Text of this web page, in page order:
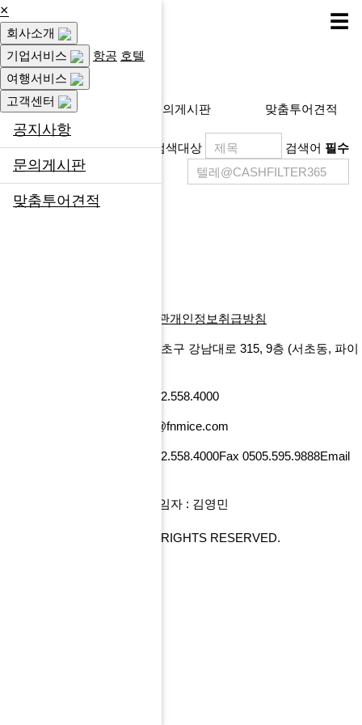
×
회사소개
기업서비스
항공 호텔
여행서비스
고객센터
공지사항
문의게시판
맞춤투어견적
☰
고객센터
공지사항 문의게시판 맞춤투어견적
검색대상 검색어 필수
제목
등록일
이용약관개인정보취급방침
서울특별시 서초구 강남대로 315, 9층 (서초동, 파이
Tel 02.558.4000
Email tour@fnmice.com
Tel 02.558.4000Fax 0505.595.9888Email
개인정보관리 책임자 : 김영민
COPYRIGHT© FNMICE. ALL RIGHTS RESERVED.